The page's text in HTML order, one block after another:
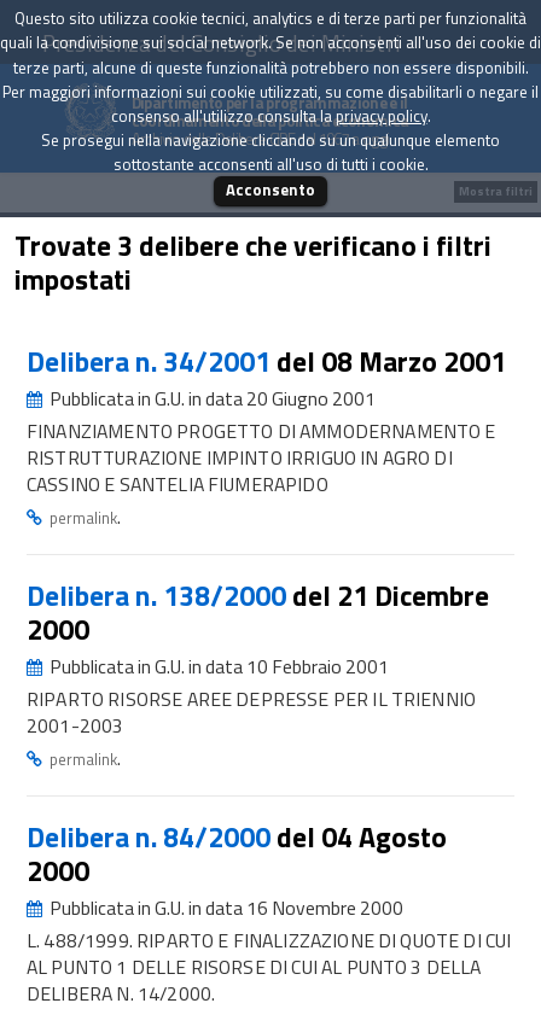
Presidenza del Consiglio dei Ministri
Dipartimento per la programmazione e il
coordinamento della politica economica
Archivio delle Delibere CIPE dal 1967 a oggi
Trovate 3 delibere che verificano i filtri
impostati
Delibera n. 34/2001 del 08 Marzo 2001
Pubblicata in G.U. in data 20 Giugno 2001
FINANZIAMENTO PROGETTO DI AMMODERNAMENTO E
RISTRUTTURAZIONE IMPINTO IRRIGUO IN AGRO DI
CASSINO E SANTELIA FIUMERAPIDO
permalink.
Delibera n. 138/2000del 21 Dicembre
2000
Pubblicata in G.U. in data 10 Febbraio 2001
RIPARTO RISORSE AREE DEPRESSE PER IL TRIENNIO
2001-2003
permalink.
Delibera n. 84/2000del 04 Agosto
2000
Pubblicata in G.U. in data 16 Novembre 2000
L. 488/1999. RIPARTO E FINALIZZAZIONE DI QUOTE DI CUI
AL PUNTO 1 DELLE RISORSE DI CUI AL PUNTO 3 DELLA
DELIBERA N. 14/2000.
Mostra filtri
Questo sito utilizza cookie tecnici, analytics e di terze parti per funzionalità
quali la condivisione sui social network. Se non acconsenti all'uso dei cookie di
terze parti, alcune di queste funzionalità potrebbero non essere disponibili.
Per maggiori informazioni sui cookie utilizzati, su come disabilitarli o negare il
consenso all'utilizzo consulta laprivacy policy.
Se prosegui nella navigazione cliccando su un qualunque elemento
sottostante acconsenti all'uso di tutti i cookie.
Acconsento